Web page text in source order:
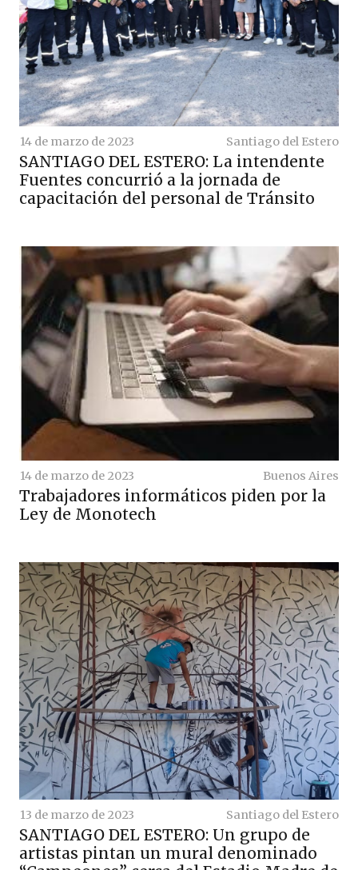
14 de marzo de 2023 Santiago del Estero
SANTIAGO DEL ESTERO: La intendente
Fuentes concurrió a la jornada de
capacitación del personal de Tránsito
14 de marzo de 2023 Buenos Aires
Trabajadores informáticos piden por la
Ley de Monotech
13 de marzo de 2023 Santiago del Estero
SANTIAGO DEL ESTERO: Un grupo de
artistas pintan un mural denominado